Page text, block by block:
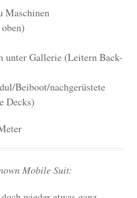
Maschinen
unter Gallerie (Leitern Back-
Beiboot/nachgerüstete
Decks)
Mobile Suit: